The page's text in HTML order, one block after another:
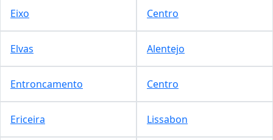
Eixo Centro
Elvas Alentejo
Entroncamento Centro
Ericeira Lissabon